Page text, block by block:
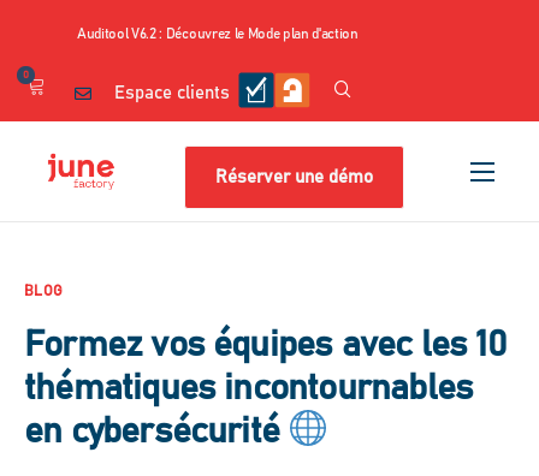
Auditool V6.2 : Découvrez le Mode plan d'action
0
Espace clients
Tarifs
Réserver une démo
BLOG
Formez vos équipes avec les 10
thématiques incontournables
en cybersécurité